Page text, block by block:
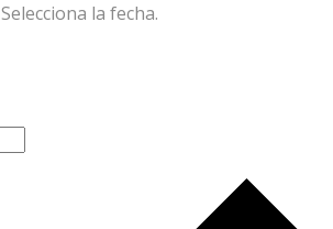
Selecciona la fecha.